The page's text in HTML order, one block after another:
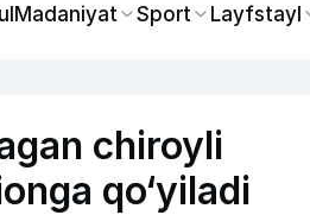
Madaniyat Sport Layfstayl
chiroyli
qo‘yiladi